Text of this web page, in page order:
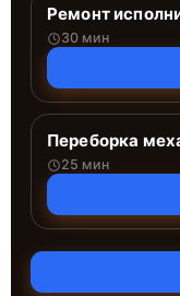
Ремонт
30 мин
Переборка
25 мин